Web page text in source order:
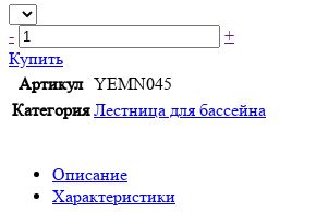
-
+
Купить
Артикул YEMN045
Категория Лестница для бассейна
Описание
Характеристики